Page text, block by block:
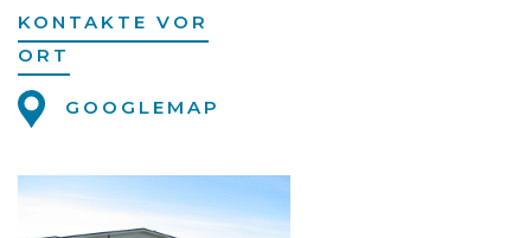
KONTAKTE VOR
ORT
GOOGLEMAP